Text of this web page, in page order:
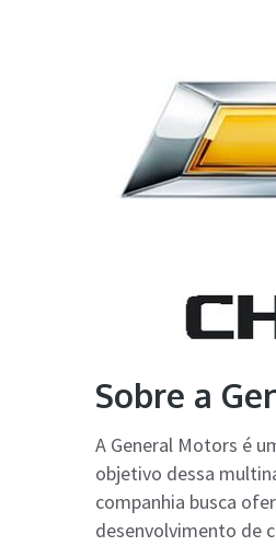
Sobre a
A General Motors é
objetivo dessa
companhia busca
desenvolvimento de